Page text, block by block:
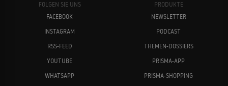
FOLGEN SIE UNS
FACEBOOK
INSTAGRAM
RSS-FEED
YOUTUBE
WHATSAPP
PRODUKTE
NEWSLETTER
PODCAST
THEMEN-DOSSIERS
PRISMA-APP
PRISMA-SHOPPING